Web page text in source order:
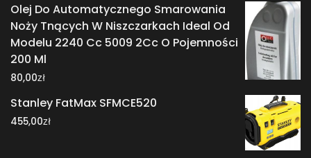
Olej Do Automatycznego Smarowania
Noży Tnących W Niszczarkach Ideal Od
Modelu 2240 Cc 5009 2Cc O Pojemności
200 Ml
80,00zł
Stanley FatMax SFMCE520
455,00zł